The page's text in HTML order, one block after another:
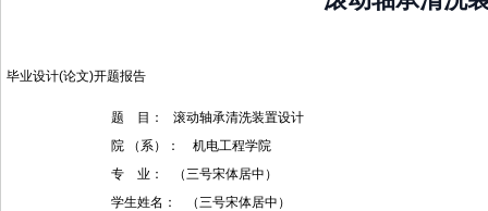
毕业设计(论文)开题报告
题 目： 滚动轴承清洗装置设计
院 （系）： 机电工程学院
专 业： （三号宋体居中）
学生姓名： （三号宋体居中）